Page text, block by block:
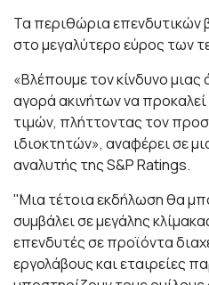
Τα περιθώρια επενδυτικών
στο μεγαλύτερο εύρος των
«Βλέπουμε τον κίνδυνο
αγορά ακινήτων να
τιμών, πλήττοντας τον
ιδιοκτητών», αναφέρει σε
αναλυτής της S&P Ratings.
"Μια τέτοια εκδήλωση θα
συμβάλει σε μεγάλης
επενδυτές σε προϊόντα
εργολάβους και εταιρείες